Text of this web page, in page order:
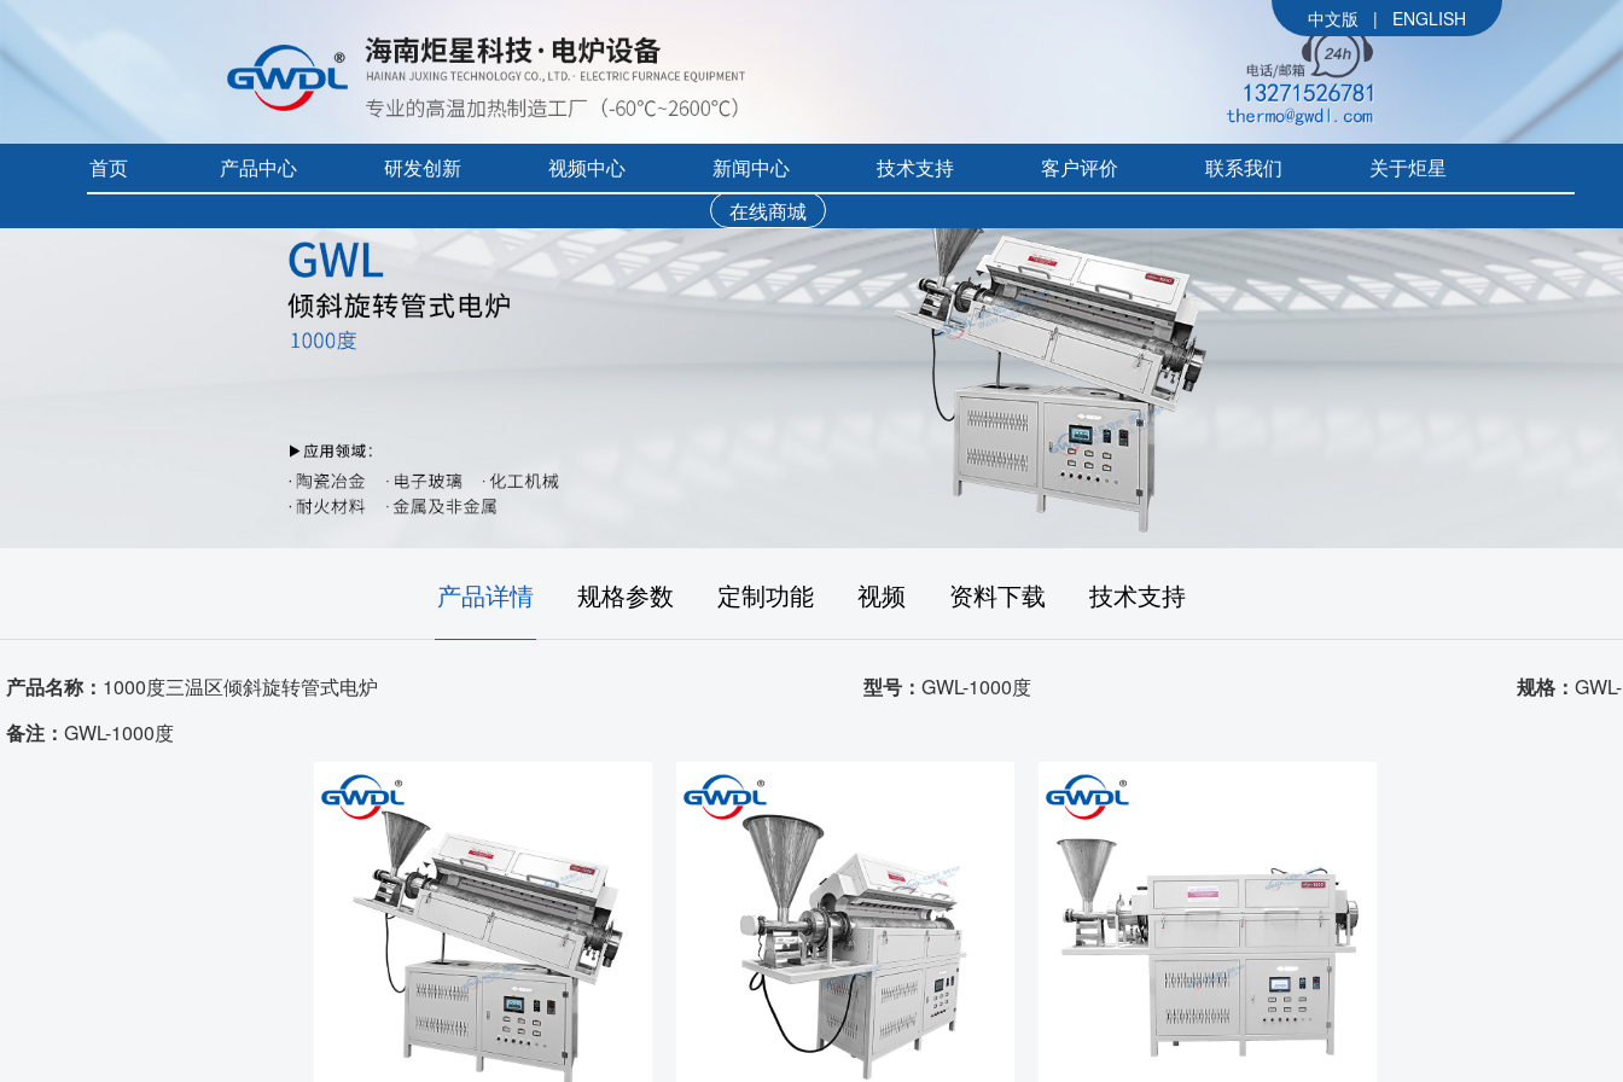
中文版 | ENGLISH
首页 产品中心
耐火原料
代工服务
研发创新
前沿科技
视频中心
产品中心目录宣传视频
新闻中心
行业展会活动
公司新闻
技术支持
售后服务
免费培训
客户评价
工业炉客户评价
真空气氛炉客户评价
耐火隔热材料客户评价
烘干箱客户评价
联系我们 关于炬星
参展信息
在线商城
首页> 产品中心 >实验电炉-回转炉 > 1000度三温区倾斜旋转管式电炉
产品详情 规格参数 定制功能 视频 资料下载 技术支持
产品名称： 1000度三温区倾斜旋转管式电炉 型号： GWL-1000度 规格：
备注： GWL-1000度